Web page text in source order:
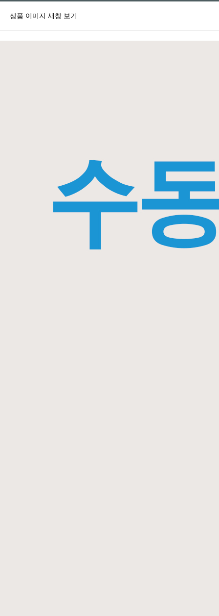
상품 이미지 새창 보기